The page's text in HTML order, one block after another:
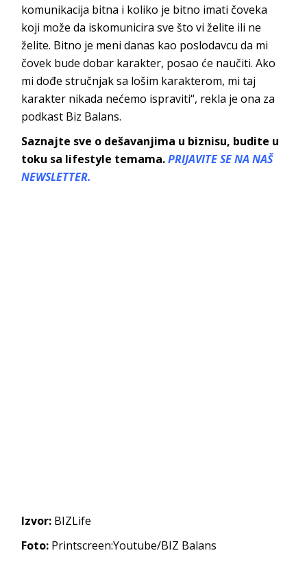
komunikacija bitna i koliko je bitno imati čoveka
koji može da iskomunicira sve što vi želite ili ne
želite. Bitno je meni danas kao poslodavcu da mi
čovek bude dobar karakter, posao će naučiti. Ako
mi dođe stručnjak sa lošim karakterom, mi taj
karakter nikada nećemo ispraviti“, rekla je ona za
podkast Biz Balans.
Saznajte sve o dešavanjima u biznisu, budite u
toku sa lifestyle temama.PRIJAVITE SE NA NAŠ
NEWSLETTER.
Izvor: BIZLife
Foto: Printscreen:Youtube/BIZ Balans